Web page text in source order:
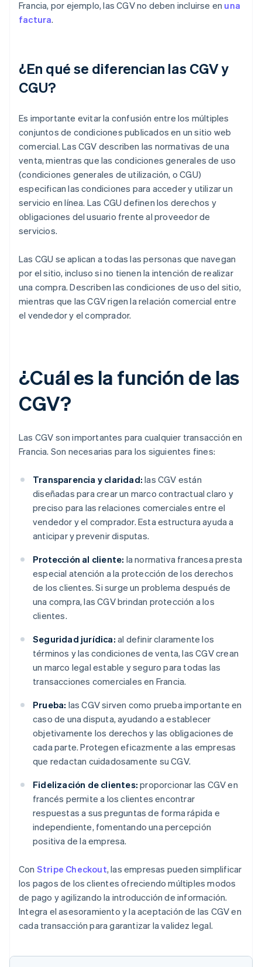
Francia, por ejemplo, las CGV no deben incluirse en una
factura.
¿En qué se diferencian las CGV y
CGU?
Es importante evitar la confusión entre los múltiples
conjuntos de condiciones publicados en un sitio web
comercial. Las CGV describen las normativas de una
venta, mientras que las condiciones generales de uso
(condiciones generales de utilización, o CGU)
especifican las condiciones para acceder y utilizar un
servicio en línea. Las CGU definen los derechos y
obligaciones del usuario frente al proveedor de
servicios.
Las CGU se aplican a todas las personas que navegan
por el sitio, incluso si no tienen la intención de realizar
una compra. Describen las condiciones de uso del sitio,
mientras que las CGV rigen la relación comercial entre
el vendedor y el comprador.
¿Cuál es la función de las
CGV?
Las CGV son importantes para cualquier transacción en
Francia. Son necesarias para los siguientes fines:
Transparencia y claridad: las CGV están
diseñadas para crear un marco contractual claro y
preciso para las relaciones comerciales entre el
vendedor y el comprador. Esta estructura ayuda a
anticipar y prevenir disputas.
Protección al cliente: la normativa francesa presta
especial atención a la protección de los derechos
de los clientes. Si surge un problema después de
una compra, las CGV brindan protección a los
clientes.
Seguridad jurídica: al definir claramente los
términos y las condiciones de venta, las CGV crean
un marco legal estable y seguro para todas las
transacciones comerciales en Francia.
Prueba: las CGV sirven como prueba importante en
caso de una disputa, ayudando a establecer
objetivamente los derechos y las obligaciones de
cada parte. Protegen eficazmente a las empresas
que redactan cuidadosamente su CGV.
Fidelización de clientes: proporcionar las CGV en
francés permite a los clientes encontrar
respuestas a sus preguntas de forma rápida e
independiente, fomentando una percepción
positiva de la empresa.
Con Stripe Checkout, las empresas pueden simplificar
los pagos de los clientes ofreciendo múltiples modos
de pago y agilizando la introducción de información.
Integra el asesoramiento y la aceptación de las CGV en
cada transacción para garantizar la validez legal.